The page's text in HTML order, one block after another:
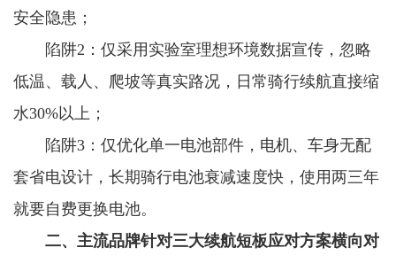
安全隐患；
陷阱2：仅采用实验室理想环境数据宣传，忽略
低温、载人、爬坡等真实路况，日常骑行续航直接缩
水30%以上；
陷阱3：仅优化单一电池部件，电机、车身无配
套省电设计，长期骑行电池衰减速度快，使用两三年
就要自费更换电池。
二、主流品牌针对三大续航短板应对方案横向对